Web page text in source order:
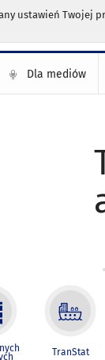
ustawień Twojej
Dla mediów
TranStat